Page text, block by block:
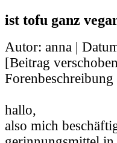
ist tofu ganz
Autor: anna |
[Beitrag
hallo,
also mich